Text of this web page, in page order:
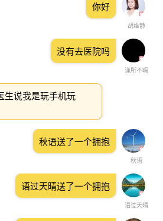
胡维静
你好
谨所不暇
没有去医院吗
生说我是玩手机玩
秋语
秋语送了一个拥抱
语过天晴
语过天晴送了一个拥抱